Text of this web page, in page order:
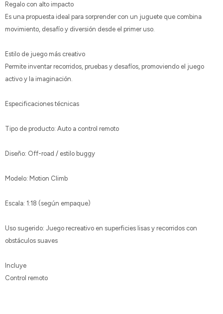
Regalo con alto impacto
Es una propuesta ideal para sorprender con un juguete que combina
movimiento, desafío y diversión desde el primer uso.
Estilo de juego más creativo
Permite inventar recorridos, pruebas y desafíos, promoviendo el juego
activo y la imaginación.
Especificaciones técnicas
Tipo de producto: Auto a control remoto
Diseño: Off-road / estilo buggy
Modelo: Motion Climb
Escala: 1:18 (según empaque)
Uso sugerido: Juego recreativo en superficies lisas y recorridos con
obstáculos suaves
Incluye
Control remoto